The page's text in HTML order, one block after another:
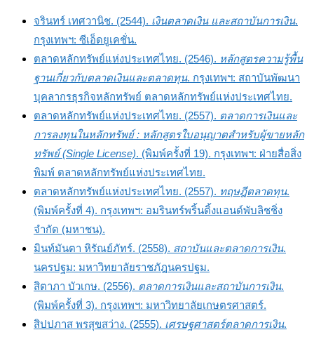
จรินทร์ เทศวานิช. (2544). เงินตลาดเงิน และสถาบันการเงิน.
กรุงเทพฯ: ซีเอ็ดยูเคชั่น.
ตลาดหลักทรัพย์แห่งประเทศไทย. (2546). หลักสูตรความรู้พื้น
ฐานเกี่ยวกับตลาดเงินและตลาดทุน. กรุงเทพฯ: สถาบันพัฒนา
บุคลากรธุรกิจหลักทรัพย์ ตลาดหลักทรัพย์แห่งประเทศไทย.
ตลาดหลักทรัพย์แห่งประเทศไทย. (2557). ตลาดการเงินและ
การลงทุนในหลักทรัพย์ : หลักสูตรใบอนุญาตสำหรับผู้ขายหลัก
ทรัพย์ (Single License). (พิมพ์ครั้งที่ 19). กรุงเทพฯ: ฝ่ายสื่อสิ่ง
พิมพ์ ตลาดหลักทรัพย์แห่งประเทศไทย.
ตลาดหลักทรัพย์แห่งประเทศไทย. (2557). ทฤษฎีตลาดทุน.
(พิมพ์ครั้งที่ 4). กรุงเทพฯ: อมรินทร์พริ้นติ้งแอนด์พับลิชชิ่ง
จำกัด (มหาชน).
มินท์มันตา หิรัณย์ภัทร์. (2558). สถาบันและตลาดการเงิน.
นครปฐม: มหาวิทยาลัยราชภัฎนครปฐม.
สิตาภา บัวเกษ. (2556). ตลาดการเงินและสถาบันการเงิน.
(พิมพ์ครั้งที่ 3). กรุงเทพฯ: มหาวิทยาลัยเกษตรศาสตร์.
สิปปภาส พรสุขสว่าง. (2555). เศรษฐศาสตร์ตลาดการเงิน.